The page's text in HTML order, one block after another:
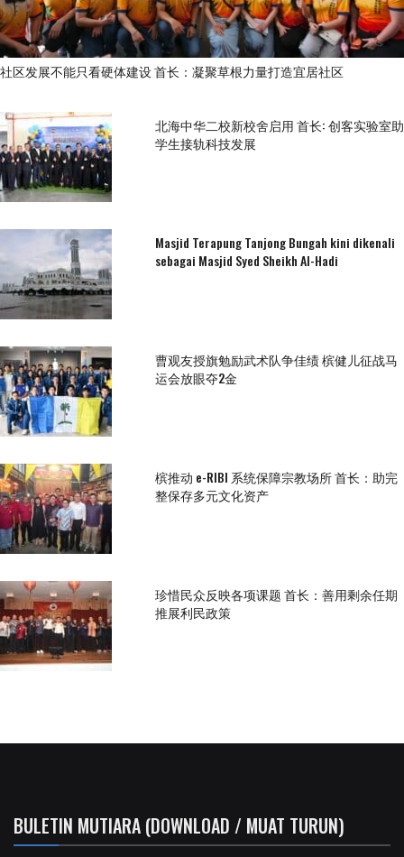
社区发展不能只看硬体建设 首长：凝聚草根力量打造宜居社区
北海中华二校新校舍启用 首长: 创客实验室助
学生接轨科技发展
Masjid Terapung Tanjong Bungah kini dikenali
sebagai Masjid Syed Sheikh Al-Hadi
曹观友授旗勉励武术队争佳绩 槟健儿征战马
运会放眼夺2金
槟推动 e-RIBI 系统保障宗教场所 首长：助完
整保存多元文化资产
珍惜民众反映各项课题 首长：善用剩余任期
推展利民政策
BULETIN MUTIARA (DOWNLOAD / MUAT TURUN)